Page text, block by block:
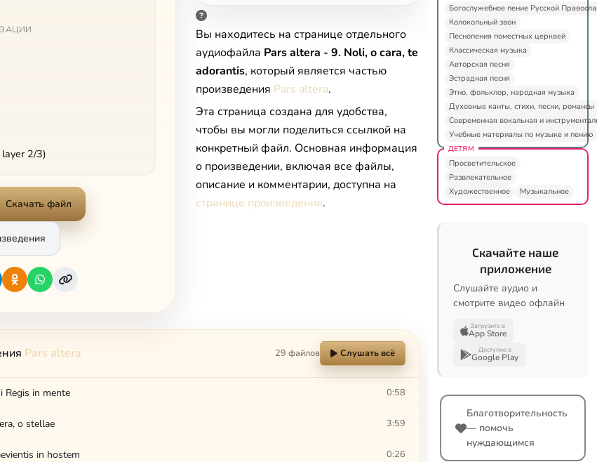
layer 2/3)
Скачать файл
Вы находитесь на странице отдельного
аудиофайла Pars altera - 9. Noli, o cara, te
adorantis, который является частью
произведения Pars altera.
Эта страница создана для удобства,
чтобы вы могли поделиться ссылкой на
конкретный файл. Основная информация
о произведении, включая все файлы,
описание и комментарии, доступна на
странице произведения.
Pars altera 29 файлов Слушать всё
Regis in mente 0:58
o stellae 3:59
in hostem 0:26
Богослужебное пение Русской
Колокольный звон
Песнопения поместных церквей
Классическая музыка
Авторская песня
Эстрадная песня
Этно, фольклор, народная музыка
Духовные канты, стихи, песни, романсы
Современная вокальная и
Учебные материалы по музыке и пению
ДЕТЯМ
Просветительское
Развлекательное
Художественное
Музыкальное
Скачайте наше
приложение
Слушайте аудио и
смотрите видео офлайн
Загрузите в
App Store
Доступно в
Google Play
Благотворительность
— помочь
нуждающимся